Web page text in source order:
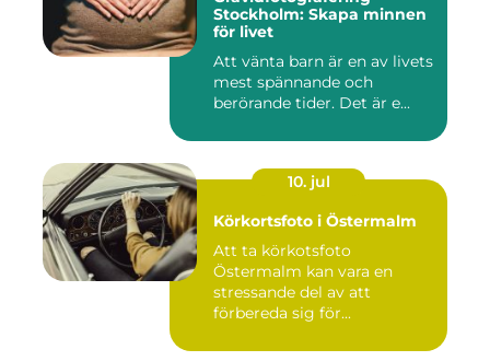
Stockholm: Skapa minnen
för livet
Att vänta barn är en av livets
mest spännande och
berörande tider. Det är e...
10. jul
Körkortsfoto i Östermalm
Att ta körkotsfoto
Östermalm kan vara en
stressande del av att
förbereda sig för...